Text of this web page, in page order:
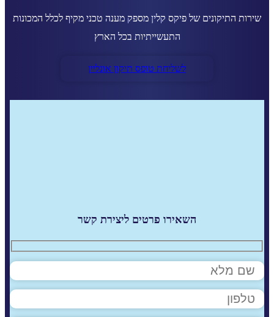
שירות התיקונים של פיקס קלין מספק מענה טכני מקיף לכלל המכונות
התעשייתיות בכל הארץ
לשליחת טופס תיקון אונליין
השאירו פרטים ליצירת קשר